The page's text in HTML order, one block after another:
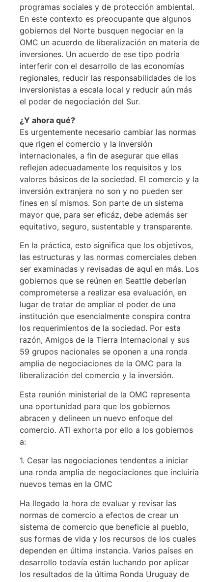
programas sociales y de protección ambiental.
En este contexto es preocupante que algunos
gobiernos del Norte busquen negociar en la
OMC un acuerdo de liberalización en materia de
inversiones. Un acuerdo de ese tipo podría
interferir con el desarrollo de las economías
regionales, reducir las responsabilidades de los
inversionistas a escala local y reducir aún más
el poder de negociación del Sur.
¿Y ahora qué?
Es urgentemente necesario cambiar las normas
que rigen el comercio y la inversión
internacionales, a fin de asegurar que ellas
reflejen adecuadamente los requisitos y los
valores básicos de la sociedad. El comercio y la
inversión extranjera no son y no pueden ser
fines en sí mismos. Son parte de un sistema
mayor que, para ser eficáz, debe además ser
equitativo, seguro, sustentable y transparente.
En la práctica, esto significa que los objetivos,
las estructuras y las normas comerciales deben
ser examinadas y revisadas de aquí en más. Los
gobiernos que se reúnen en Seattle deberían
comprometerse a realizar esa evaluación, en
lugar de tratar de ampliar el poder de una
institución que esencialmente conspira contra
los requerimientos de la sociedad. Por esta
razón, Amigos de la Tierra Internacional y sus
59 grupos nacionales se oponen a una ronda
amplia de negociaciones de la OMC para la
liberalización del comercio y la inversión.
Esta reunión ministerial de la OMC representa
una oportunidad para que los gobiernos
abracen y delineen un nuevo enfoque del
comercio. ATI exhorta por ello a los gobiernos
a:
1. Cesar las negociaciones tendentes a iniciar
una ronda amplia de negociaciones que incluiría
nuevos temas en la OMC
Ha llegado la hora de evaluar y revisar las
normas de comercio a efectos de crear un
sistema de comercio que beneficie al pueblo,
sus formas de vida y los recursos de los cuales
dependen en última instancia. Varios países en
desarrollo todavía están luchando por aplicar
los resultados de la última Ronda Uruguay de